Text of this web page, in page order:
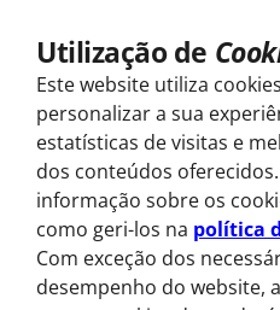
Resultados da pesquisa
Utilização de
Este website utiliza
personalizar a sua
estatísticas de visitas e
dos conteúdos
informação sobre os
como geri-los na política
Com exceção dos
desempenho do website,